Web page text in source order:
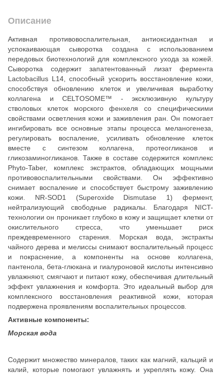
Описание
Активная противовоспалительная, антиоксидантная и
успокаивающая сыворотка создана с использованием
передовых биотехнологий для комплексного ухода за кожей.
Сыворотка содержит запатентованный лизат фермента
Lactobacillus L14, способный ускорить восстановление кожи,
способствуя обновлению клеток и увеличивая выработку
коллагена и CELTOSOME™ - эксклюзивную культуру
стволовых клеток морского фенхеля со специфическими
свойствами осветления кожи и заживления ран. Он помогает
ингибировать все основные этапы процесса меланогенеза,
регулировать воспаление, усиливать обновление клеток
вместе с синтезом коллагена, протеогликанов и
гликозаминогликанов. Также в составе содержится комплекс
Phyto-Taber, комплекс экстрактов, обладающих мощными
противовоспалительными свойствами. Он эффективно
снимает воспаление и способствует быстрому заживлению
кожи. NR-SOD1 (Superoxide Dismutase 1) фермент,
нейтрализующий свободные радикалы. Благодаря NICT-
технологии он проникает глубоко в кожу и защищает клетки от
окислительного стресса, что уменьшает риск
преждевременного старения. Морская вода, экстракты
чайного дерева и мелиссы снимают воспалительный процесс
и покраснение, а компоненты на основе коллагена,
пантенола, бета-глюкана и гиалуроновой кислоты интенсивно
увлажняют, смягчают и питают кожу, обеспечивая длительный
эффект увлажнения и комфорта. Это идеальный выбор для
комплексного восстановления реактивной кожи, которая
подвержена проявлениям воспалительных процессов.
Активные компоненты:
Морская вода
Содержит множество минералов, таких как магний, кальций и
калий, которые помогают увлажнять и укреплять кожу. Она